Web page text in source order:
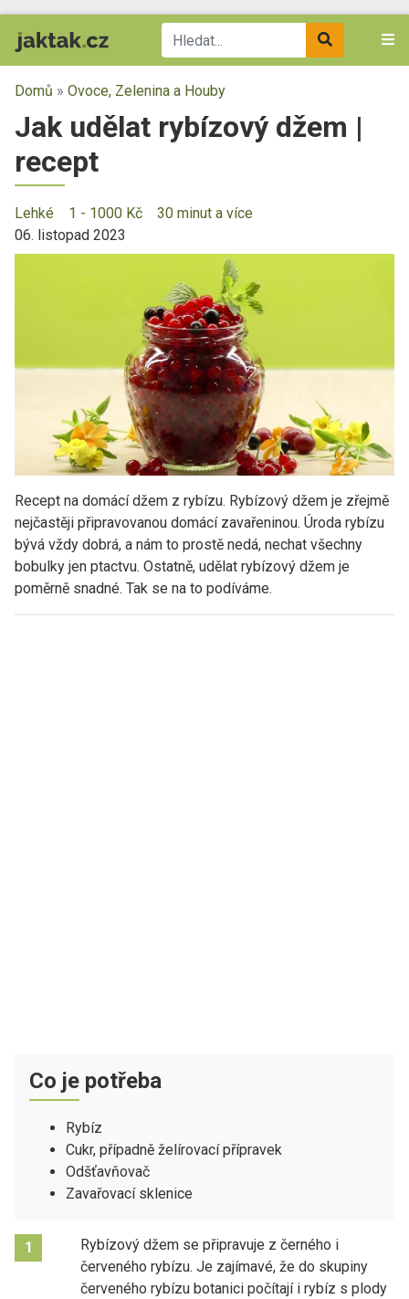
Domů » Ovoce, Zelenina a Houby
Jak udělat rybízový džem |
recept
Lehké 1 - 1000 Kč
30 minut a více
06. listopad 2023
Recept na domácí džem z rybízu. Rybízový džem je zřejmě
nejčastěji připravovanou domácí zavařeninou. Úroda rybízu
bývá vždy dobrá, a nám to prostě nedá, nechat všechny
bobulky jen ptactvu. Ostatně, udělat rybízový džem je
poměrně snadné. Tak se na to podíváme.
Co je potřeba
Rybíz
Cukr, případně želírovací přípravek
Odšťavňovač
Zavařovací sklenice
1
Rybízový džem se připravuje z černého i
červeného rybízu. Je zajímavé, že do skupiny
červeného rybízu botanici počítají i rybíz s plody